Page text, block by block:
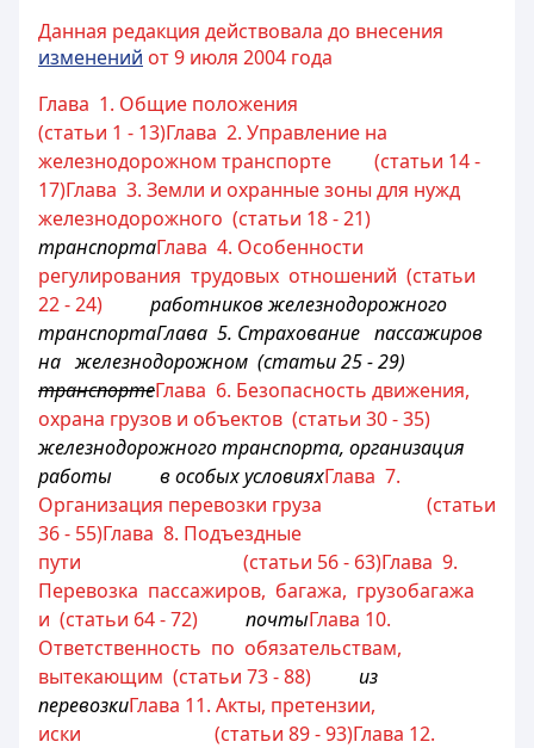
Данная редакция действовала до внесения
изменений от 9 июля 2004 года
Глава 1. Общие положения
(статьи 1 - 13)Глава 2. Управление на
железнодорожном транспорте (статьи 14 -
17)Глава 3. Земли и охранные зоны для нужд
железнодорожного (статьи 18 - 21)
транспортаГлава 4. Особенности
регулирования трудовых отношений (статьи
22 - 24)
работников железнодорожного
транспортаГлава 5. Страхование пассажиров
на железнодорожном (статьи 25 - 29)
транспортеГлава 6. Безопасность движения,
охрана грузов и объектов (статьи 30 - 35)
железнодорожного транспорта, организация
работы
в особых условияхГлава 7.
Организация перевозки груза (статьи
36 - 55)Глава 8. Подъездные
пути (статьи 56 - 63)Глава 9.
Перевозка пассажиров, багажа, грузобагажа
и (статьи 64 - 72)
почтыГлава 10.
Ответственность по обязательствам,
вытекающим (статьи 73 - 88)
из
перевозкиГлава 11. Акты, претензии,
иски (статьи 89 - 93)Глава 12.